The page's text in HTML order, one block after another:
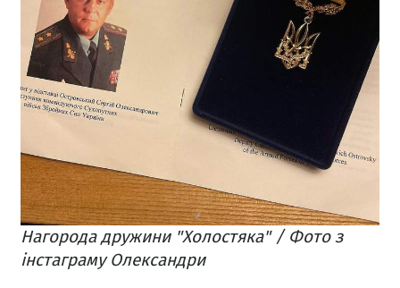
Нагорода дружини "Холостяка" / Фото з
інстаграму Олександри